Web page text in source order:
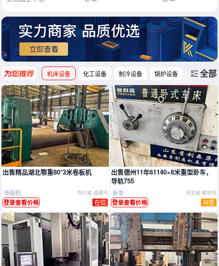
机床设备 化工设备 制冷设备 锅炉设备 工程机械
全部
推广
出售精品湖北鄂重80*3米卷板机
卷板机 四川省-成都市
登录查看价格 在位
推广
出售德州11年61140×8米重型卧车，
导轨755
卧车 河北省-廊坊市
登录查看价格 闲置